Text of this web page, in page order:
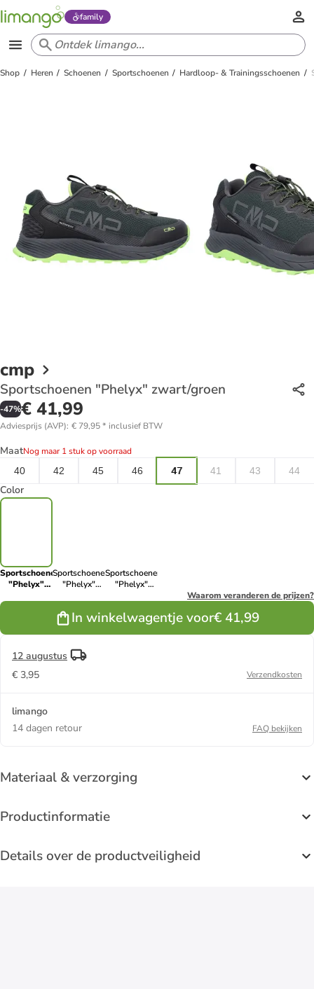
family
Shop Heren Schoenen Sportschoenen Hardloop- & Trainingsschoenen
cmp
Sportschoenen "Phelyx" zwart/groen
-47%€ 41,99
Adviesprijs (AVP): € 79,95* inclusief BTW
MaatNog maar 1 stuk op voorraad
40
42 45 46 47 41 43 44
Color
Sportschoenen
"Phelyx"
Sportschoenen
"Phelyx"
Sportschoenen
"Phelyx"
Waarom veranderen de prijzen?
In winkelwagentje voor€ 41,99
12 augustus
€ 3,95
Verzendkosten
limango
14 dagen retour
FAQ bekijken
Materiaal & verzorging
Productinformatie
Details over de productveiligheid